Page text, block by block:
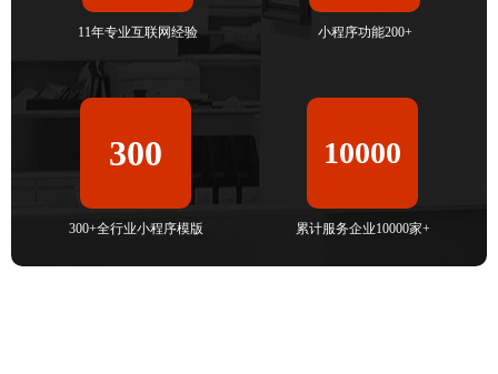
11年专业互联网经验 小程序功能200+
300
300+全行业小程序模版
10000
累计服务企业10000家+